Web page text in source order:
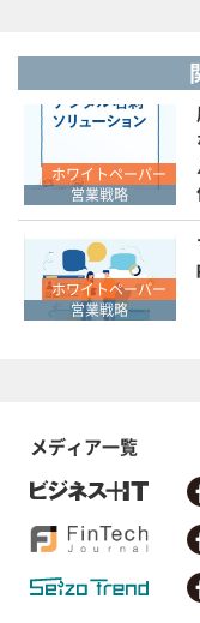
ホワイトペーパー
営業戦略
ホワイトペーパー
営業戦略
メディア一覧